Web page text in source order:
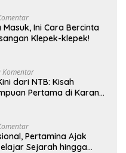
Ini Cara Bercinta
Klepek-klepek!
Komentar
dari NTB: Kisah
Pertama di Karang
Pertamina Ajak
Sejarah hingga